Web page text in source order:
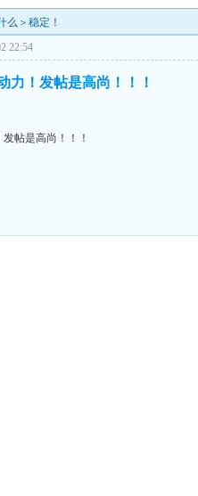
么＞稳定！
22:54
力！发帖是高尚！！！
帖是高尚！！！